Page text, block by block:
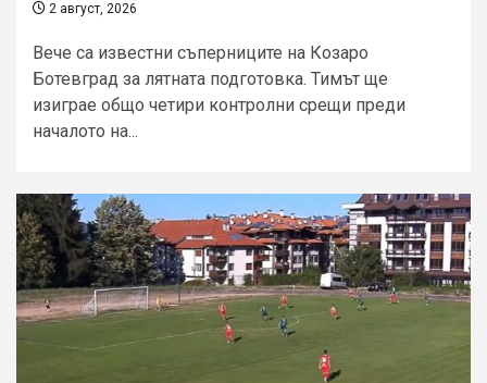
2 август, 2026
Вече са известни съперниците на Козаро
Ботевград за лятната подготовка. Тимът ще
изиграе общо четири контролни срещи преди
началото на...